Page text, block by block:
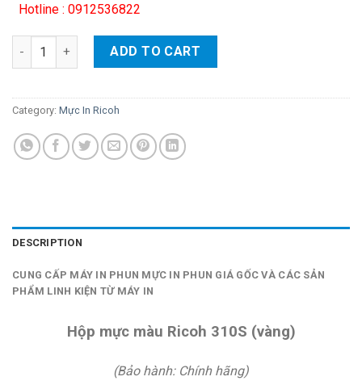
Hotline : 0912536822
Hộp mực màu Ricoh 310S (vàng) – Cho máy SP C232dn/
ADD TO CART
Category: Mực In Ricoh
DESCRIPTION
CUNG CẤP MÁY IN PHUN MỰC IN PHUN GIÁ GỐC VÀ CÁC SẢN
PHẨM LINH KIỆN TỪ MÁY IN
Hộp mực màu Ricoh 310S (vàng)
(Bảo hành: Chính hãng)